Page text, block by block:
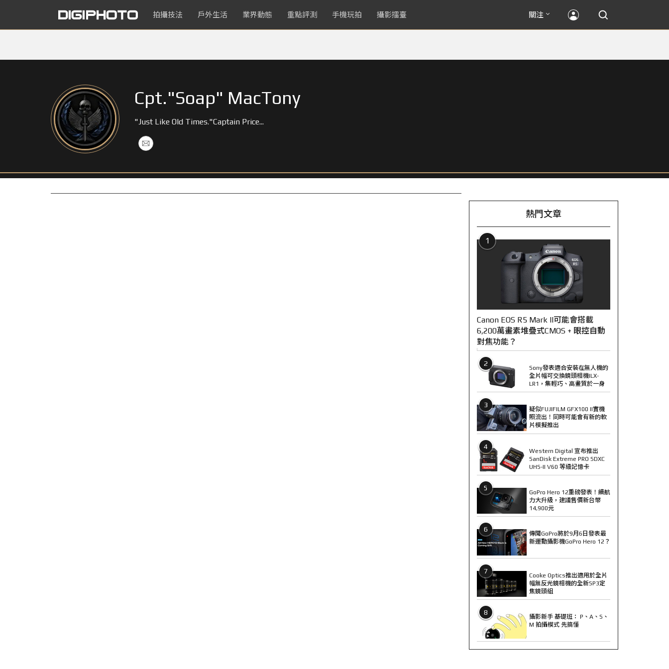
拍攝技法 戶外生活 業界動態 重點評測 手機玩拍 攝影擂臺 關注
Cpt."Soap" MacTony
"Just Like Old Times."Captain Price...
熱門文章
1
Canon EOS R5 Mark II可能會搭載
6,200萬畫素堆疊式CMOS + 眼控自動
對焦功能？
2
Sony發表適合安裝在無人機的
全片幅可交換鏡頭相機ILX-
LR1，集輕巧、高畫質於一身
3
疑似FUJIFILM GFX100 II實機
照流出！同時可能會有新的軟
片模擬推出
4
Western Digital 宣布推出
SanDisk Extreme PRO SDXC
UHS-II V60 等級記憶卡
5
GoPro Hero 12重磅發表！續航
力大升級，建議售價新台幣
14,900元
6
傳聞GoPro將於9月6日發表最
新運動攝影機GoPro Hero 12？
7
Cooke Optics推出適用於全片
幅無反光鏡相機的全新SP3定
焦鏡頭組
8
攝影新手 基礎班： P、A、S、
M 拍攝模式 先搞懂